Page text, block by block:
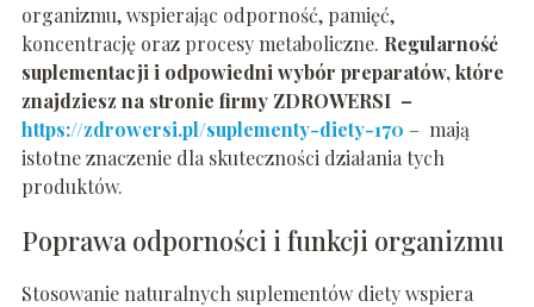
organizmu, wspierając odporność, pamięć,
koncentrację oraz procesy metaboliczne. Regularność
suplementacji i odpowiedni wybór preparatów, które
znajdziesz na stronie firmy ZDROWERSI –
https://zdrowersi.pl/suplementy-diety-170 – mają
istotne znaczenie dla skuteczności działania tych
produktów.
Poprawa odporności i funkcji organizmu
Stosowanie naturalnych suplementów diety wspiera